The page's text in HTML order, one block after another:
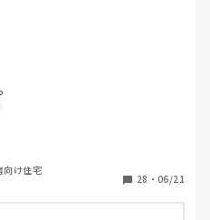
多機能型居宅介護です！
のですが、みんなはどのくら
か？
向け住宅
28 ・ 06/21